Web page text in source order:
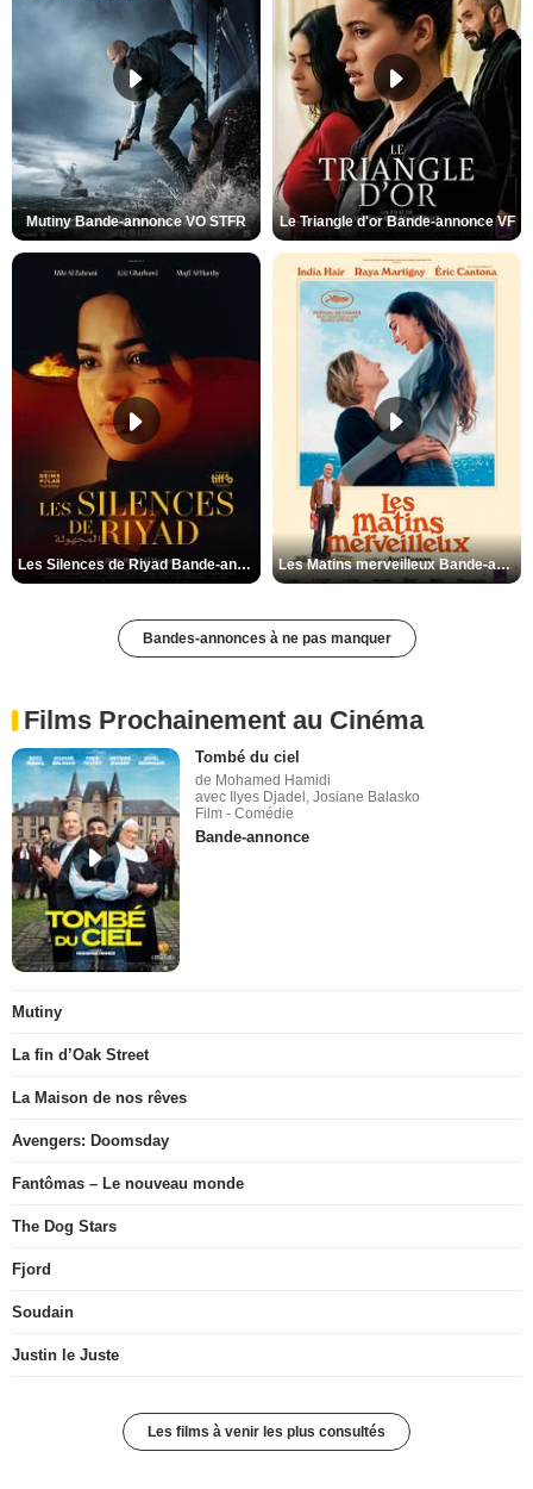
Mutiny Bande-annonce VO STFR Le Triangle d'or Bande-annonce VF
Les Silences de Riyad Bande-annonce VO STFR Les Matins merveilleux Bande-annonce VF
Bandes-annonces à ne pas manquer
Films Prochainement au Cinéma
Tombé du ciel
de Mohamed Hamidi
avec Ilyes Djadel, Josiane Balasko
Film - Comédie
Bande-annonce
Mutiny
La fin d’Oak Street
La Maison de nos rêves
Avengers: Doomsday
Fantômas – Le nouveau monde
The Dog Stars
Fjord
Soudain
Justin le Juste
Les films à venir les plus consultés